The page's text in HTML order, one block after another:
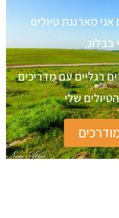
מארגנת טיולים
רגליים עם מדריכים
שלי